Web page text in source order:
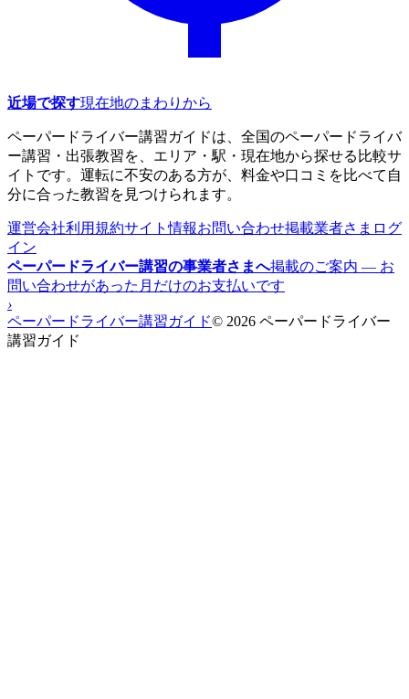
近場で探す現在地のまわりから
ペーパードライバー講習ガイドは、全国のペーパードライバ
ー講習・出張教習を、エリア・駅・現在地から探せる比較サ
イトです。運転に不安のある方が、料金や口コミを比べて自
分に合った教習を見つけられます。
運営会社利用規約サイト情報お問い合わせ掲載業者さまログ
イン
ペーパードライバー講習の事業者さまへ掲載のご案内 — お
問い合わせがあった月だけのお支払いです
›
ペーパードライバー講習ガイド© 2026 ペーパードライバー
講習ガイド